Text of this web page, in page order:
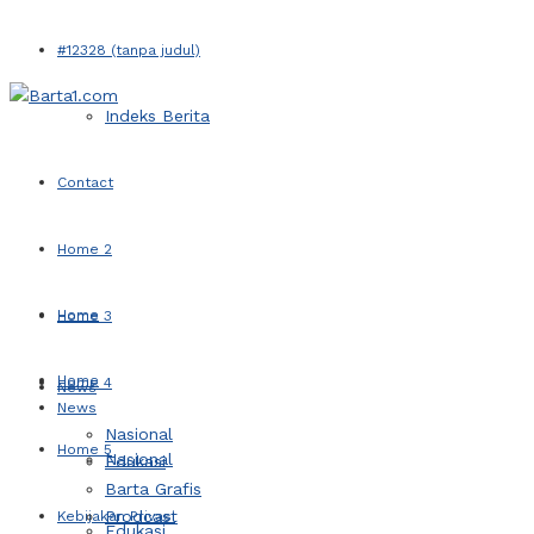
#12328 (tanpa judul)
Indeks Berita
Contact
Home 2
Home 3
Home 4
Home 5
Kebijakan Privasi
Home
News
Nasional
Home
News
Nasional
Edukasi
Barta Grafis
Prodcast